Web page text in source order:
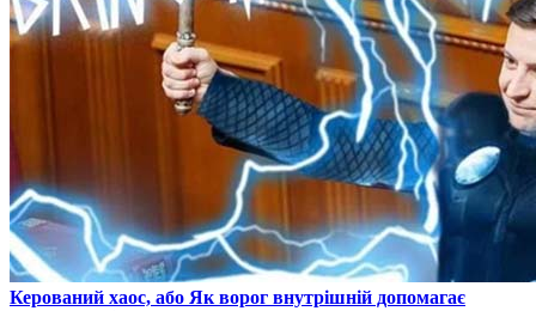
​Керований хаос, або Як ворог внутрішній допомагає